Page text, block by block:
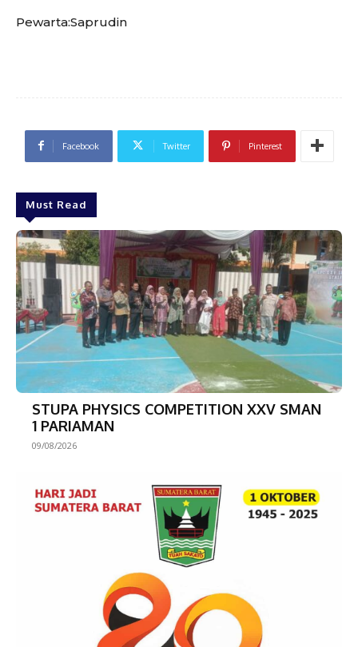
Pewarta:Saprudin
Facebook Twitter Pinterest
Must Read
STUPA PHYSICS COMPETITION XXV SMAN
1 PARIAMAN
09/08/2026